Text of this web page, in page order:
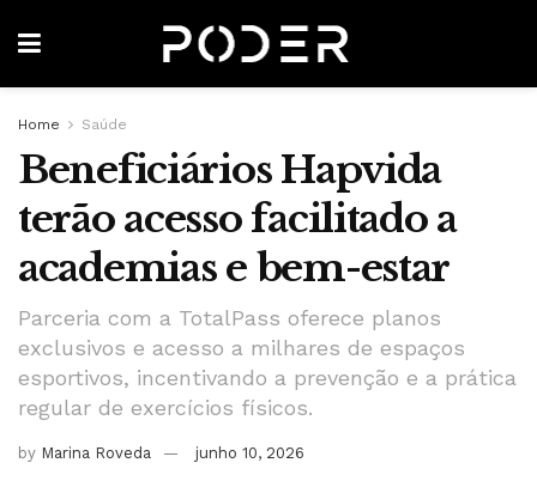
Home Saúde
Beneficiários Hapvida
terão acesso facilitado a
academias e bem-estar
Parceria com a TotalPass oferece planos
exclusivos e acesso a milhares de espaços
esportivos, incentivando a prevenção e a prática
regular de exercícios físicos.
by Marina Roveda junho 10, 2026